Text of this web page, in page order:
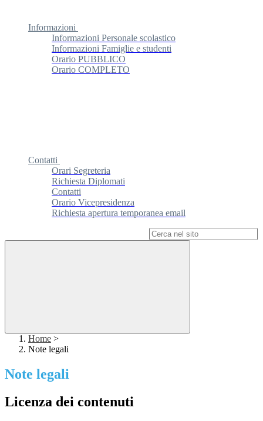
Informazioni
Informazioni Personale scolastico
Informazioni Famiglie e studenti
Orario PUBBLICO
Orario COMPLETO
Contatti
Orari Segreteria
Richiesta Diplomati
Contatti
Orario Vicepresidenza
Richiesta apertura temporanea email
Home >
Note legali
Note legali
Licenza dei contenuti